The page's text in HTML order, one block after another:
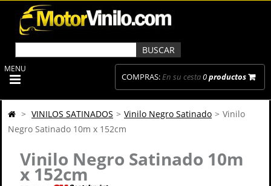
COMPRAS:En su cesta0productos
MENU
> VINILOS SATINADOS > Vinilo Negro Satinado > Vinilo
Negro Satinado 10m x 152cm
Vinilo Negro Satinado 10m
x 152cm